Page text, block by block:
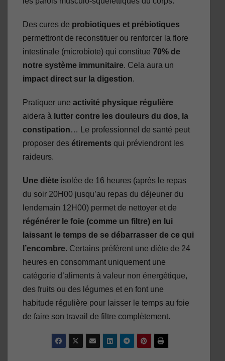
Des cures de probiotiques et prébiotiques
permettront de reconstituer ou renforcer la flore
intestinale (microbiote) qui constitue 70% de
notre système immunitaire. Cela aura un
impact direct sur la digestion.
Pratiquer une activité physique régulière
aidera à lutter contre les douleurs du dos, la
constipation… Le professionnel de santé peut
proposer des étirements qui préviendront les
raideurs.
Une diète isolée de 16 heures (après le repas
du soir 20H00 jusqu’au repas du déjeuner du
lendemain 12H00) permet de nettoyer et de
régénérer le foie (comme un filtre) en lui
laissant le temps de se débarrasser de ce qui
l’encombre. Certains préfèrent une diète de 24
heures en consommant uniquement une
catégorie d’aliments à valeur non énergétique,
des fruits ou des légumes et en font une
habitude régulière pour laisser le temps au foie
de faire son travail de filtre complètement.